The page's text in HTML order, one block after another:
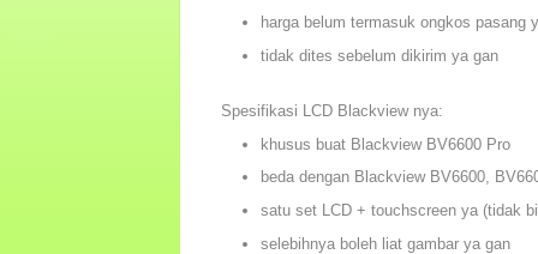
harga belum termasuk ongkos pasang
tidak dites sebelum dikirim ya gan
Spesifikasi LCD Blackview nya:
khusus buat Blackview BV6600 Pro
beda dengan Blackview BV6600,
satu set LCD + touchscreen ya (tidak
selebihnya boleh liat gambar ya gan